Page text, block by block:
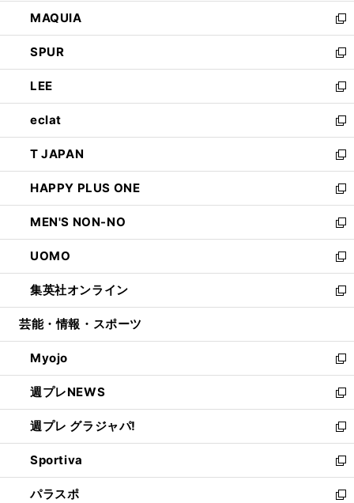
ド
ウ
で
開
く
ウ
ィ
ン
ド
ウ
で
開
く
し
い
ウ
ィ
ン
ド
ウ
で
開
く
MAQUIA
新
し
い
ウ
ィ
ン
ド
ウ
で
開
く
SPUR
新
し
い
ウ
ィ
ン
ド
ウ
で
開
く
LEE
新
し
い
ウ
ィ
ン
ド
ウ
で
開
く
eclat
新
し
い
ウ
ィ
ン
ド
ウ
で
開
く
T JAPAN
新
し
い
ウ
ィ
ン
ド
ウ
で
開
HAPPY PLUS ONE
新
し
い
ウ
ィ
ン
ド
ウ
開
く
MEN'S NON-NO
新
し
い
ウ
ィ
ン
ウ
で
開
く
UOMO
新
し
い
ウ
ン
ド
ウ
で
開
く
集英社オンライン
新
し
ウ
ィ
ン
ド
ウ
で
開
く
芸能・情報・スポーツ
Myojo
新
し
い
ウ
ィ
ン
ド
ウ
で
週プレNEWS
新
し
い
ウ
ィ
ン
ド
週プレ グラジャパ!
新
し
い
ウ
ィ
Sportiva
新
し
い
パラスポ
新